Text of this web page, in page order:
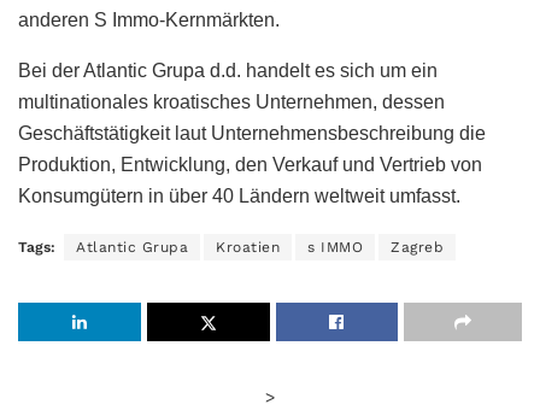
anderen S Immo-Kernmärkten.
Bei der Atlantic Grupa d.d. handelt es sich um ein
multinationales kroatisches Unternehmen, dessen
Geschäftstätigkeit laut Unternehmensbeschreibung die
Produktion, Entwicklung, den Verkauf und Vertrieb von
Konsumgütern in über 40 Ländern weltweit umfasst.
Tags: Atlantic Grupa Kroatien s IMMO Zagreb
>